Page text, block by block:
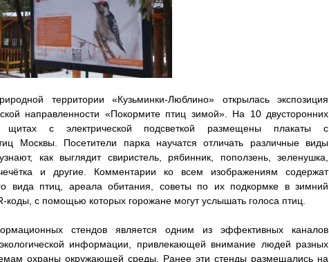
территории «Кузьминки-Люблино» открылась экспозиция
направленности «Покормите птиц зимой». На 10 двусторонних
щитах с электрической подсветкой размещены плакаты с
Москвы. Посетители парка научатся отличать различные виды
как выглядит свиристель, рябинник, поползень, зеленушка,
и другие. Комментарии ко всем изображениям содержат
вида птиц, ареала обитания, советы по их подкормке в зимний
коды, с помощью которых горожане могут услышать голоса птиц.
стендов является одним из эффективных каналов
информации, привлекающей внимание людей разных
охраны окружающей среды. Ранее эти стенды размещались на